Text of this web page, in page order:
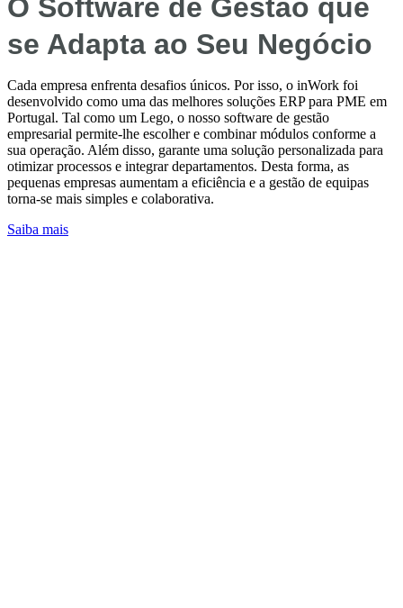
O Software de Gestão que
se Adapta ao Seu Negócio
Cada empresa enfrenta desafios únicos. Por isso, o inWork foi
desenvolvido como uma das melhores soluções ERP para PME em
Portugal. Tal como um Lego, o nosso software de gestão
empresarial permite-lhe escolher e combinar módulos conforme a
sua operação. Além disso, garante uma solução personalizada para
otimizar processos e integrar departamentos. Desta forma, as
pequenas empresas aumentam a eficiência e a gestão de equipas
torna-se mais simples e colaborativa.
Saiba mais